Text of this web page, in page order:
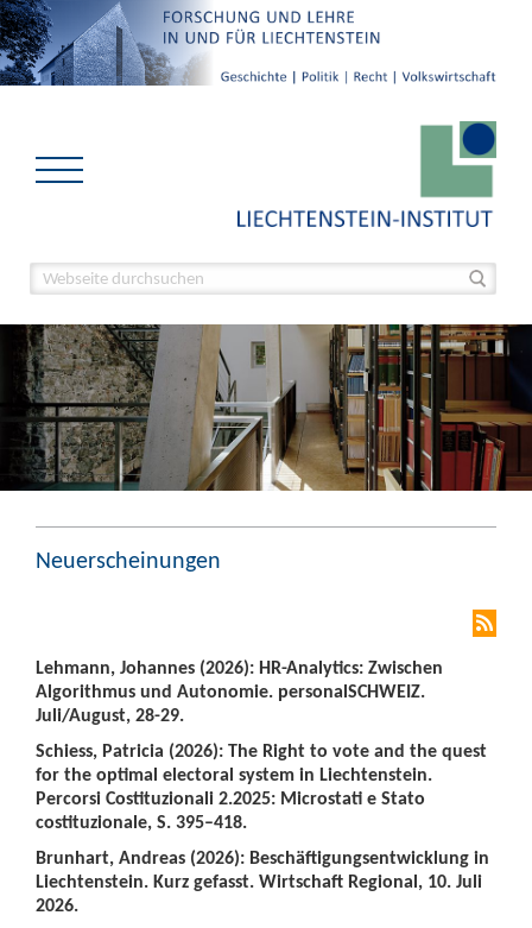
Neuerscheinungen
Lehmann, Johannes (2026): HR-Analytics: Zwischen
Algorithmus und Autonomie. personalSCHWEIZ.
Juli/August, 28-29.
Schiess, Patricia (2026): The Right to vote and the quest
for the optimal electoral system in Liechtenstein.
Percorsi Costituzionali 2.2025: Microstati e Stato
costituzionale, S. 395–418.
Brunhart, Andreas (2026): Beschäftigungsentwicklung in
Liechtenstein. Kurz gefasst. Wirtschaft Regional, 10. Juli
2026.